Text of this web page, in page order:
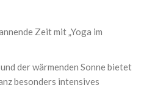
Zeit mit „Yoga im
der wärmenden Sonne bietet
besonders intensives